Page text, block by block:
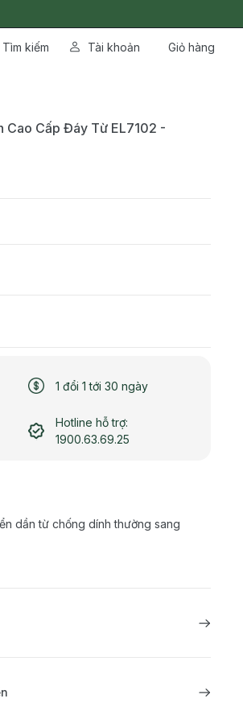
Tìm kiếm Tài khoản Giỏ hàng
Cao Cấp Đáy Từ EL7102 -
1 đổi 1 tới 30 ngày
Hotline hỗ trợ:
1900.63.69.25
dần từ chống dính thường sang